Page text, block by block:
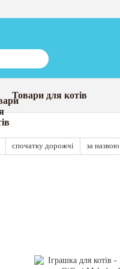
Товари для котів
спочатку дорожчі за назвою